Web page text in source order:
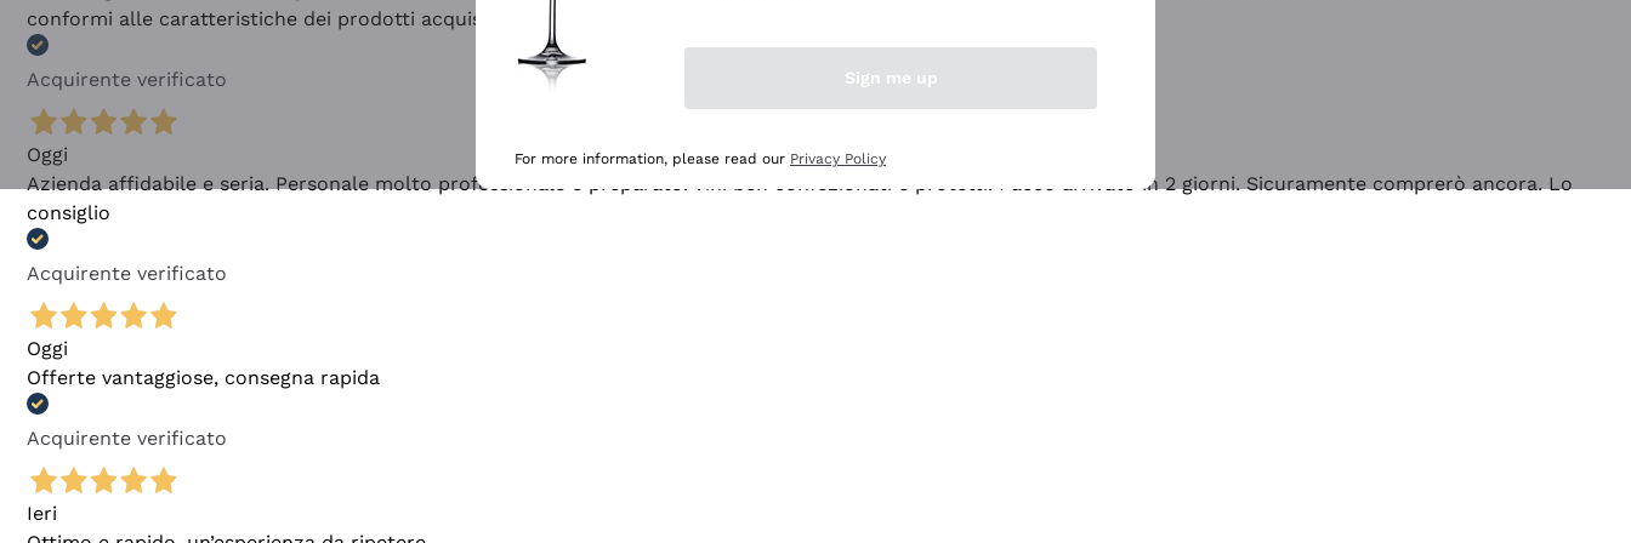
conformi alle caratteristiche dei prodotti acquistati
Acquirente verificato
Oggi
Azienda affidabile e seria. Personale molto professionale e preparato. Vini ben confezionati e protetti. Pacco arrivato in 2 giorni. Sicuramente comprerò ancora. Lo
consiglio
Acquirente verificato
Oggi
Offerte vantaggiose, consegna rapida
Acquirente verificato
Ieri
Sign me up
For more information, please read our Privacy Policy